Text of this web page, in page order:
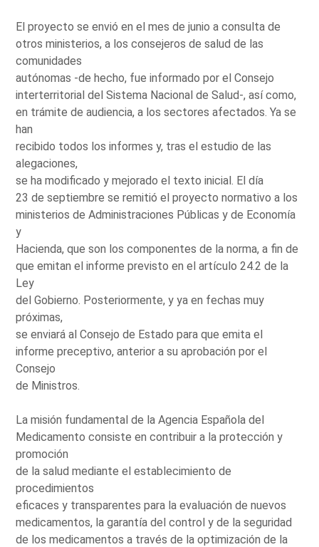
El proyecto se envió en el mes de junio a consulta de
otros ministerios, a los consejeros de salud de las
comunidades
autónomas -de hecho, fue informado por el Consejo
interterritorial del Sistema Nacional de Salud-, así como,
en trámite de audiencia, a los sectores afectados. Ya se
han
recibido todos los informes y, tras el estudio de las
alegaciones,
se ha modificado y mejorado el texto inicial. El día
23 de septiembre se remitió el proyecto normativo a los
ministerios de Administraciones Públicas y de Economía
y
Hacienda, que son los componentes de la norma, a fin de
que emitan el informe previsto en el artículo 24.2 de la
Ley
del Gobierno. Posteriormente, y ya en fechas muy
próximas,
se enviará al Consejo de Estado para que emita el
informe preceptivo, anterior a su aprobación por el
Consejo
de Ministros.
La misión fundamental de la Agencia Española del
Medicamento consiste en contribuir a la protección y
promoción
de la salud mediante el establecimiento de
procedimientos
eficaces y transparentes para la evaluación de nuevos
medicamentos, la garantía del control y de la seguridad
de los medicamentos a través de la optimización de la